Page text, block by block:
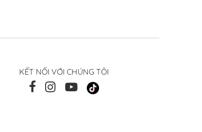
KẾT NỐI VỚI CHÚNG TÔI